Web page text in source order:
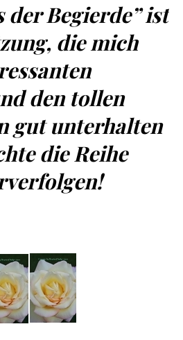
der Begierde” ist
die mich
den tollen
gut unterhalten
die Reihe